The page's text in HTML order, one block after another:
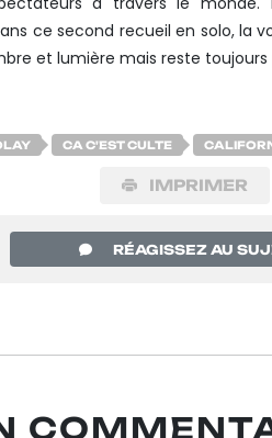
ce second recueil en solo, la
et lumière mais reste
CA C'EST CULTE
IMPRIMER
RÉAGISSEZ AU